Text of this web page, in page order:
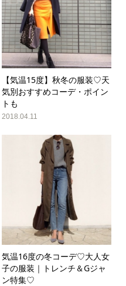
【気温15度】秋冬の服装♡天
気別おすすめコーデ・ポイン
トも
2018.04.11
気温16度の冬コーデ♡大人女
子の服装｜トレンチ＆Gジャ
ン特集♡